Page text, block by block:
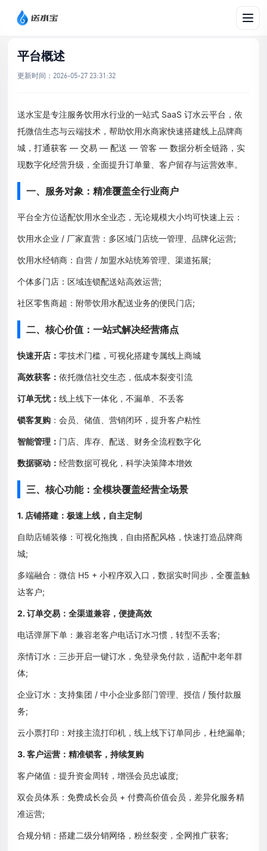
文档帮助 / 平台概述
平台概述
更新时间： 2026-05-27 23:31:32
送水宝是专注服务饮用水行业的一站式 SaaS 订水云平台，依
托微信生态与云端技术，帮助饮用水商家快速搭建线上品牌商
城，打通获客 — 交易 — 配送 — 管客 — 数据分析全链路，实
现数字化经营升级，全面提升订单量、客户留存与运营效率。
一、服务对象：精准覆盖全行业商户
平台全方位适配饮用水全业态，无论规模大小均可快速上云：
饮用水企业 / 厂家直营：多区域门店统一管理、品牌化运营;
饮用水经销商：自营 / 加盟水站统筹管理、渠道拓展;
个体多门店：区域连锁配送站高效运营;
社区零售商超：附带饮用水配送业务的便民门店;
二、核心价值：一站式解决经营痛点
快速开店： 零技术门槛，可视化搭建专属线上商城
高效获客： 依托微信社交生态，低成本裂变引流
订单无忧： 线上线下一体化，不漏单、不丢客
锁客复购 ：会员、储值、营销闭环，提升客户粘性
智能管理： 门店、库存、配送、财务全流程数字化
数据驱动： 经营数据可视化，科学决策降本增效
三、核心功能：全模块覆盖经营全场景
1. 店铺搭建：极速上线，自主定制
自助店铺装修：可视化拖拽，自由搭配风格，快速打造品牌商
城;
多端融合：微信 H5 + 小程序双入口，数据实时同步，全覆盖触
达客户;
2. 订单交易：全渠道兼容，便捷高效
电话弹屏下单：兼容老客户电话订水习惯，转型不丢客;
亲情订水：三步开启一键订水，免登录免付款，适配中老年群
体;
企业订水：支持集团 / 中小企业多部门管理、授信 / 预付款服
务;
云小票打印：对接主流打印机，线上线下订单同步，杜绝漏单;
3. 客户运营：精准锁客，持续复购
客户储值：提升资金周转，增强会员忠诚度;
双会员体系：免费成长会员 + 付费高价值会员，差异化服务精
准运营;
合规分销：搭建二级分销网络，粉丝裂变，全网推广获客;